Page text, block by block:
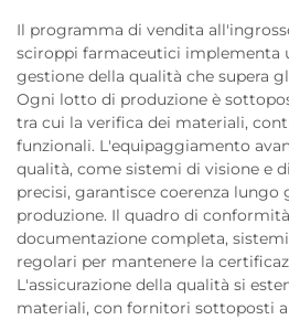
Il programma di vendita
sciroppi farmaceutici implementa
gestione della qualità che supera
Ogni lotto di produzione è
tra cui la verifica dei materiali,
funzionali. L'equipaggiamento
qualità, come sistemi di visione e
precisi, garantisce coerenza lungo
produzione. Il quadro di
documentazione completa,
regolari per mantenere la
L'assicurazione della qualità si
materiali, con fornitori sottoposti